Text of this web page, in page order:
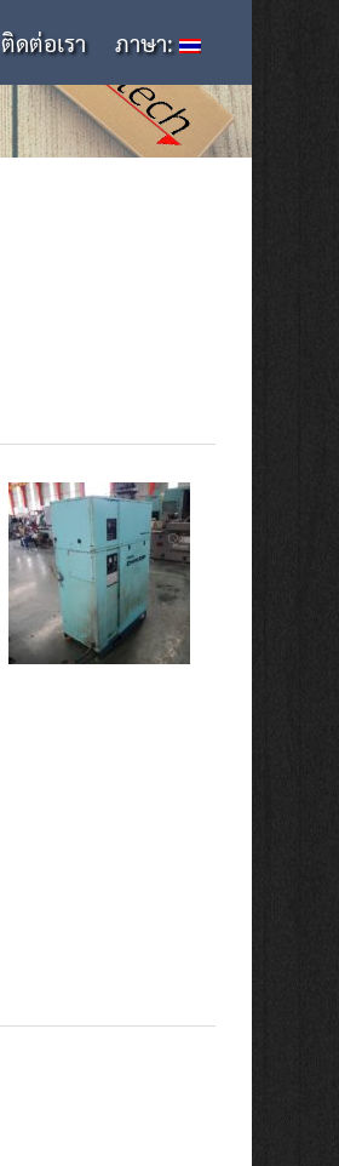
ติดต่อเรา ภาษา: